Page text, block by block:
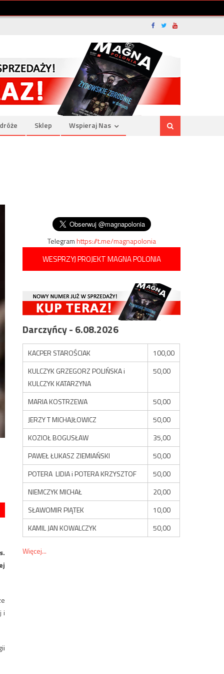
Sklep Wspieraj Nas
i
Telegramhttps://t.me/magnapolonia
WESPRZYJ PROJEKT MAGNA POLONIA
Darczyńcy - 6.08.2026
KACPER STAROŚCIAK
100,00
KULCZYK GRZEGORZ POLIŃSKA i
KULCZYK KATARZYNA
50,00
MARIA KOSTRZEWA
50,00
JERZY T MICHAJŁOWICZ
50,00
KOZIOŁ BOGUSŁAW
35,00
PAWEŁ ŁUKASZ ZIEMIAŃSKI
50,00
POTERA LIDIA i POTERA KRZYSZTOF
50,00
NIEMCZYK MICHAŁ
20,00
SŁAWOMIR PIĄTEK
10,00
KAMIL JAN KOWALCZYK
50,00
Więcej...